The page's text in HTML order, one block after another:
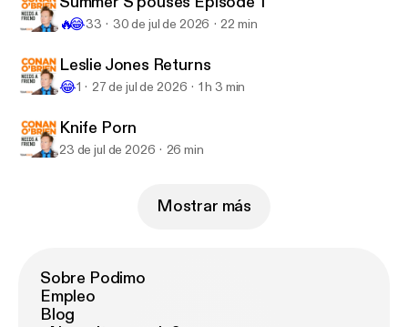
🔥😂33 30 de jul de 2026 22 min
Leslie Jones Returns
😂1 27 de jul de 2026 1 h 3 min
Knife Porn
23 de jul de 2026 26 min
Mostrar más
Sobre Podimo
Empleo
Blog